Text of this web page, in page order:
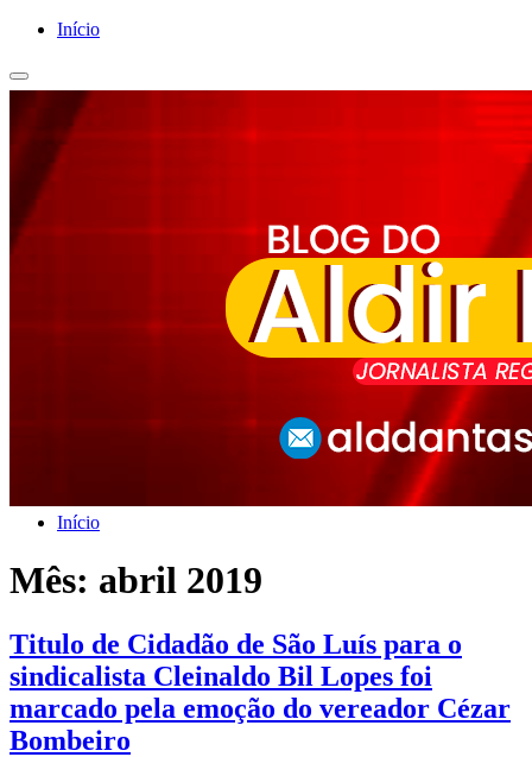
Início
Início
Mês: abril 2019
Titulo de Cidadão de São Luís para o
sindicalista Cleinaldo Bil Lopes foi
marcado pela emoção do vereador Cézar
Bombeiro